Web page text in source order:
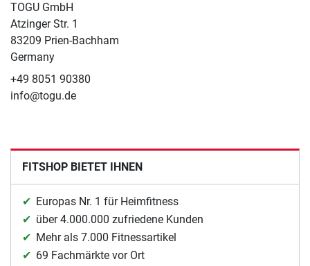
TOGU GmbH
Atzinger Str. 1
83209 Prien-Bachham
Germany
+49 8051 90380
info@togu.de
FITSHOP BIETET IHNEN
Europas Nr. 1 für Heimfitness
über 4.000.000 zufriedene Kunden
Mehr als 7.000 Fitnessartikel
69 Fachmärkte vor Ort